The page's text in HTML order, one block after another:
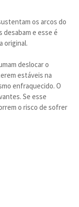
os arcos do
desabam e esse é
original.
deslocar o
estáveis na
enfraquecido. O
Se esse
o risco de sofrer